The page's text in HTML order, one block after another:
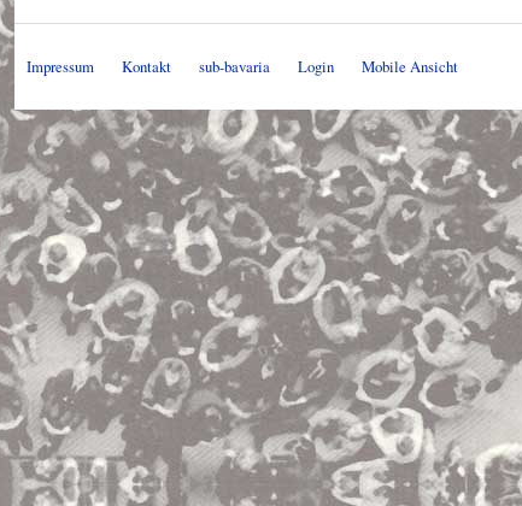
Impressum Kontakt sub-bavaria Login Mobile Ansicht